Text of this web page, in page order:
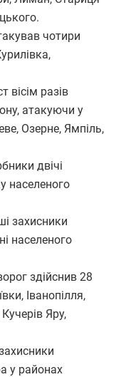
чотири
разів
атакуючи у
Озерне, Ямпіль,
двічі
населеного
захисники
населеного
здійснив 28
Іванопілля,
Яру,
у районах